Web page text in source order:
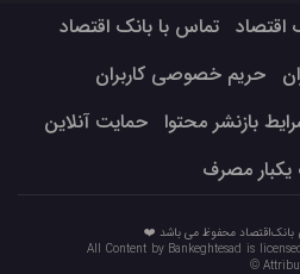
اقتصاد
تماس با بانک اقتصاد
حریم خصوصی کاربران
بازنشر محتوا
حمایت آنلاین
مصرف
محفوظ می باشد ❤️
All Content by Bankeghtesad is